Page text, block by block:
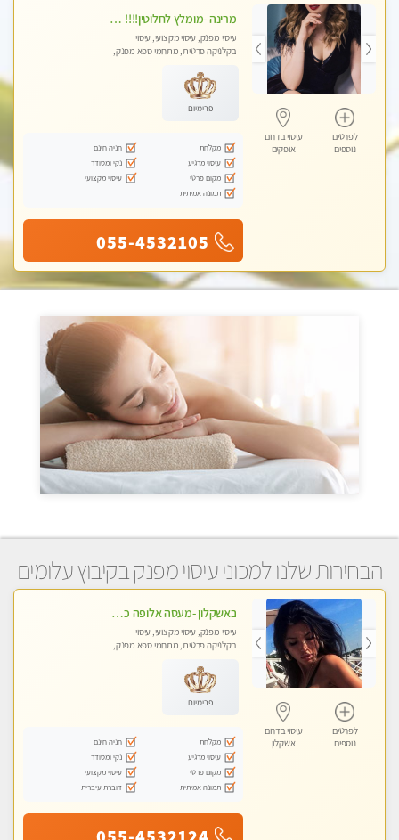
לפרטים
נוספים
עיסוי בדרום
אופקים
מרינה -מומלץ לחלוטין!!!! מעסה איכותית מקצועית ומפנקת מאוד .פרטי!
עיסוי מפנק, עיסוי מקצועי, עיסוי
בקלניקה פרטית, מתחמי ספא מפנק,
פרימיום
מקלחת
חניה חינם
עיסוי מרגיע
נקי ומסודר
מקום פרטי
עיסוי מקצועי
תמונה אמיתית
055-4532105
הבחירות שלנו למכוני עיסוי מפנק בקיבוץ עלומים
לפרטים
נוספים
עיסוי בדרום
אשקלון
באשקלון -מעסה אלופה כל סוגי העיסויים מעסה מקצועית ואיכותית פרטי!!
עיסוי מפנק, עיסוי מקצועי, עיסוי
בקלניקה פרטית, מתחמי ספא מפנק,
פרימיום
מקלחת
חניה חינם
עיסוי מרגיע
נקי ומסודר
מקום פרטי
עיסוי מקצועי
תמונה אמיתית
דוברת עיברית